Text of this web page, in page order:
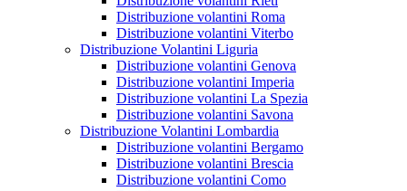
Distribuzione volantini Roma
Distribuzione volantini Viterbo
Distribuzione Volantini Liguria
Distribuzione volantini Genova
Distribuzione volantini Imperia
Distribuzione volantini La Spezia
Distribuzione volantini Savona
Distribuzione Volantini Lombardia
Distribuzione volantini Bergamo
Distribuzione volantini Brescia
Distribuzione volantini Como